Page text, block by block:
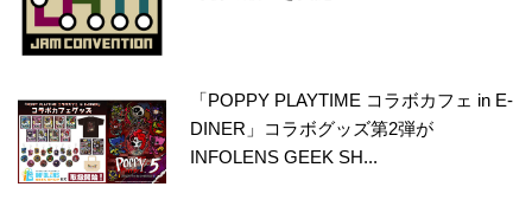
「POPPY PLAYTIME コラボカフェ in E-
DINER」コラボグッズ第2弾が
INFOLENS GEEK SH...